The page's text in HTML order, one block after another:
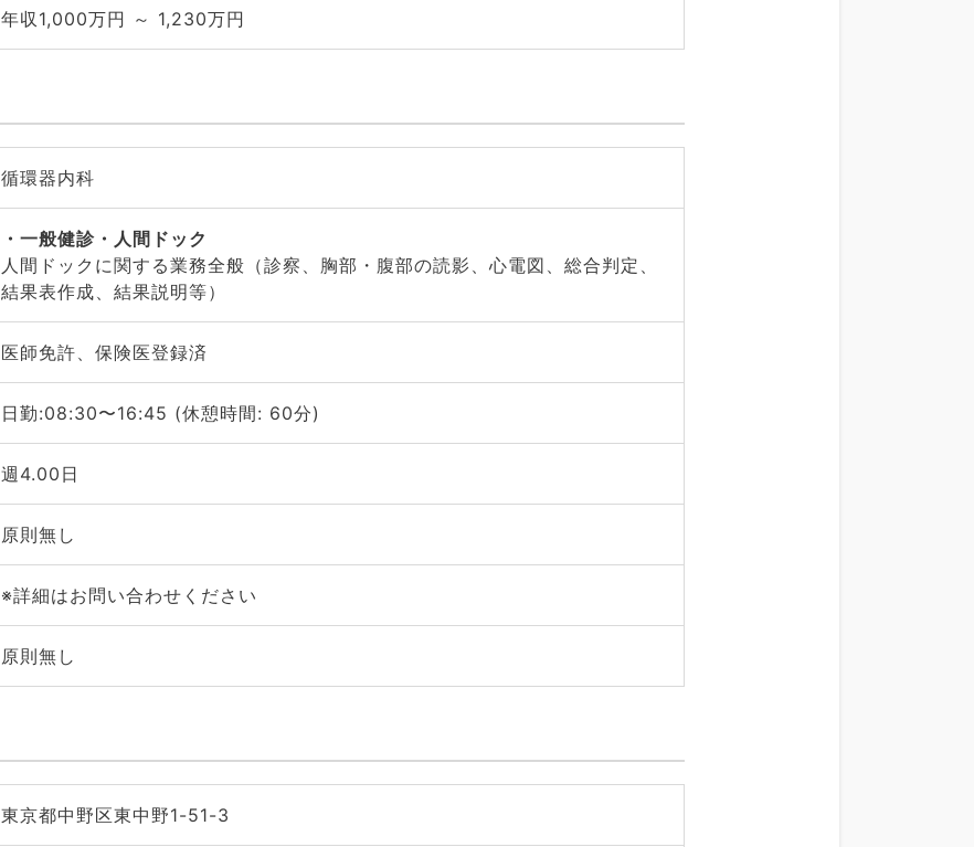
年収1,000万円 ～ 1,230万円
循環器内科
一般健診・人間ドック
人間ドックに関する業務全般（診察、胸部・腹部の読影、心電図、総合判定、
結果表作成、結果説明等）
医師免許、保険医登録済
日勤:08:30〜16:45 (休憩時間: 60分)
週4.00日
原則無し
※詳細はお問い合わせください
原則無し
東京都中野区東中野1-51-3